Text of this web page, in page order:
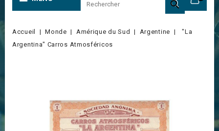

Accueil Monde Amérique du Sud Argentine
"La
Argentina" Carros Atmosféricos